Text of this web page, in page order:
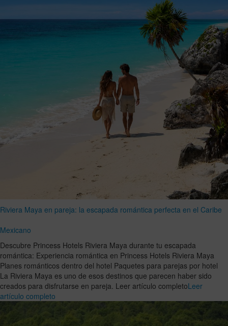
Riviera Maya en pareja: la escapada romántica perfecta en el Caribe
Mexicano
Descubre Princess Hotels Riviera Maya durante tu escapada
romántica: Experiencia romántica en Princess Hotels Riviera Maya
Planes románticos dentro del hotel Paquetes para parejas por hotel
La Riviera Maya es uno de esos destinos que parecen haber sido
creados para disfrutarse en pareja. Leer artículo completoLeer
artículo completo